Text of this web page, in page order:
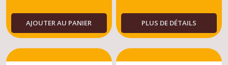
AJOUTER AU PANIER PLUS DE DÉTAILS